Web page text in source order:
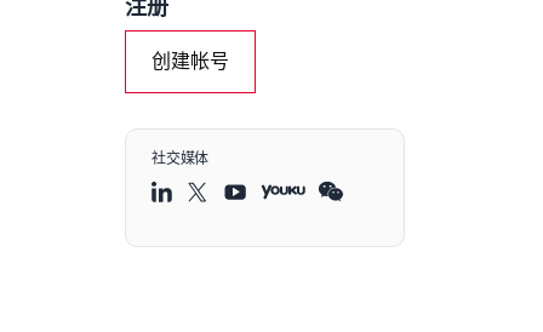
注册
创建帐号
社交媒体